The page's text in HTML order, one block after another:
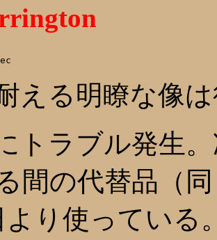
える明瞭な像
トラブル発生
間の代替品（
より使ってい